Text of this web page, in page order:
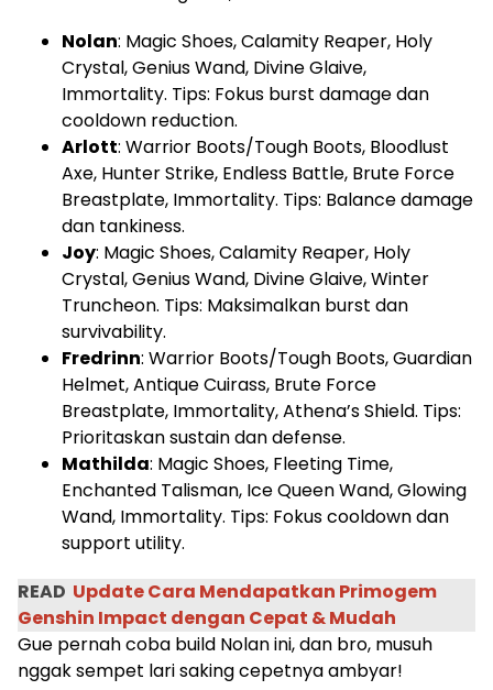
Nolan: Magic Shoes, Calamity Reaper, Holy
Crystal, Genius Wand, Divine Glaive,
Immortality. Tips: Fokus burst damage dan
cooldown reduction.
Arlott: Warrior Boots/Tough Boots, Bloodlust
Axe, Hunter Strike, Endless Battle, Brute Force
Breastplate, Immortality. Tips: Balance damage
dan tankiness.
Joy: Magic Shoes, Calamity Reaper, Holy
Crystal, Genius Wand, Divine Glaive, Winter
Truncheon. Tips: Maksimalkan burst dan
survivability.
Fredrinn: Warrior Boots/Tough Boots, Guardian
Helmet, Antique Cuirass, Brute Force
Breastplate, Immortality, Athena’s Shield. Tips:
Prioritaskan sustain dan defense.
Mathilda: Magic Shoes, Fleeting Time,
Enchanted Talisman, Ice Queen Wand, Glowing
Wand, Immortality. Tips: Fokus cooldown dan
support utility.
READ Update Cara Mendapatkan Primogem
Genshin Impact dengan Cepat & Mudah
Gue pernah coba build Nolan ini, dan bro, musuh
nggak sempet lari saking cepetnya ambyar!